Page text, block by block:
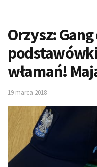
Orzysz:
włamań!
19 marca 2018